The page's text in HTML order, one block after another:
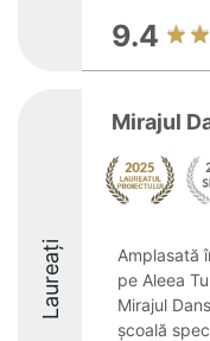
9.4
Laureați
Mirajul
Amplasată
pe Aleea
Mirajul
școală